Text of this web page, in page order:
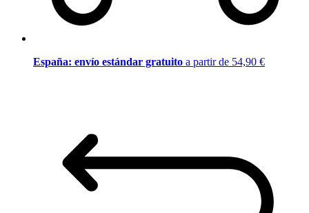
España: envío estándar gratuito a partir de 54,90 €